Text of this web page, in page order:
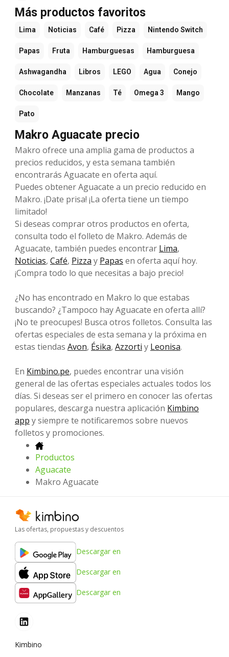
Más productos favoritos
Lima Noticias Café Pizza Nintendo Switch
Papas Fruta Hamburguesas Hamburguesa
Ashwagandha Libros LEGO Agua Conejo
Chocolate Manzanas Té Omega 3 Mango
Pato
Makro Aguacate precio
Makro ofrece una amplia gama de productos a
precios reducidos, y esta semana también
encontrarás Aguacate en oferta aquí.
Puedes obtener Aguacate a un precio reducido en
Makro. ¡Date prisa! ¡La oferta tiene un tiempo
limitado!
Si deseas comprar otros productos en oferta,
consulta todo el folleto de Makro. Además de
Aguacate, también puedes encontrar Lima,
Noticias, Café, Pizza y Papas en oferta aquí hoy.
¡Compra todo lo que necesitas a bajo precio!
¿No has encontrado en Makro lo que estabas
buscando? ¿Tampoco hay Aguacate en oferta allí?
¡No te preocupes! Busca otros folletos. Consulta las
ofertas especiales de esta semana y la próxima en
estas tiendas Avon, Ésika, Azzorti y Leonisa.
En Kimbino.pe, puedes encontrar una visión
general de las ofertas especiales actuales todos los
días. Si deseas ser el primero en conocer las ofertas
populares, descarga nuestra aplicación Kimbino
app y siempre te notificaremos sobre nuevos
folletos y promociones.
Productos
Aguacate
Makro Aguacate
Las ofertas, propuestas y descuentos
Descargar en
Descargar en
Descargar en
Kimbino